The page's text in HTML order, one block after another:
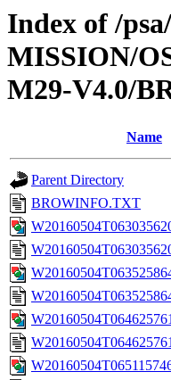
Index of /
MISSION/
M29-V4.0/
Name
Parent Directory
BROWINFO.TXT